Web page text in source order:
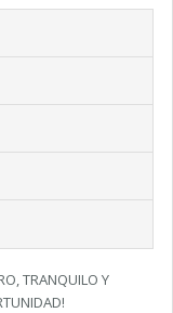
TRANQUILO Y